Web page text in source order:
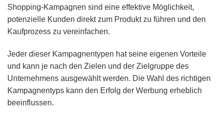
Shopping-Kampagnen sind eine effektive Möglichkeit,
potenzielle Kunden direkt zum Produkt zu führen und den
Kaufprozess zu vereinfachen.
Jeder dieser Kampagnentypen hat seine eigenen Vorteile
und kann je nach den Zielen und der Zielgruppe des
Unternehmens ausgewählt werden. Die Wahl des richtigen
Kampagnentyps kann den Erfolg der Werbung erheblich
beeinflussen.